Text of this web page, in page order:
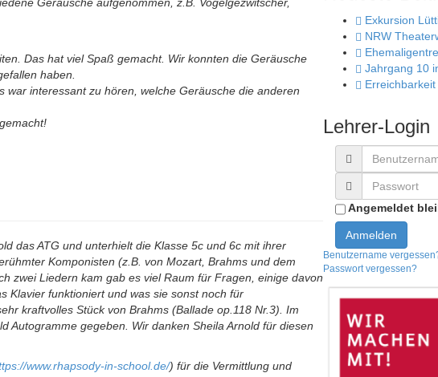
Geräusche aufgenommen, z.B. Vogelgezwitscher,
Das hat viel Spaß gemacht. Wir konnten die Geräusche
haben.
interessant zu hören, welche Geräusche die anderen
das ATG und unterhielt die Klasse 5c und 6c mit ihrer
Komponisten (z.B. von Mozart, Brahms und dem
zwei Liedern kam gab es viel Raum für Fragen, einige davon
Klavier funktioniert und was sie sonst noch für
kraftvolles Stück von Brahms (Ballade op.118 Nr.3). Im
Autogramme gegeben. Wir danken Sheila Arnold für diesen
www.rhapsody-in-school.de/) für die Vermittlung und
Exkursion
NRW
Jahrgang 10
Lehrer-Login
Angemeldet
Anmelden
Benutzername
Passwort vergessen?